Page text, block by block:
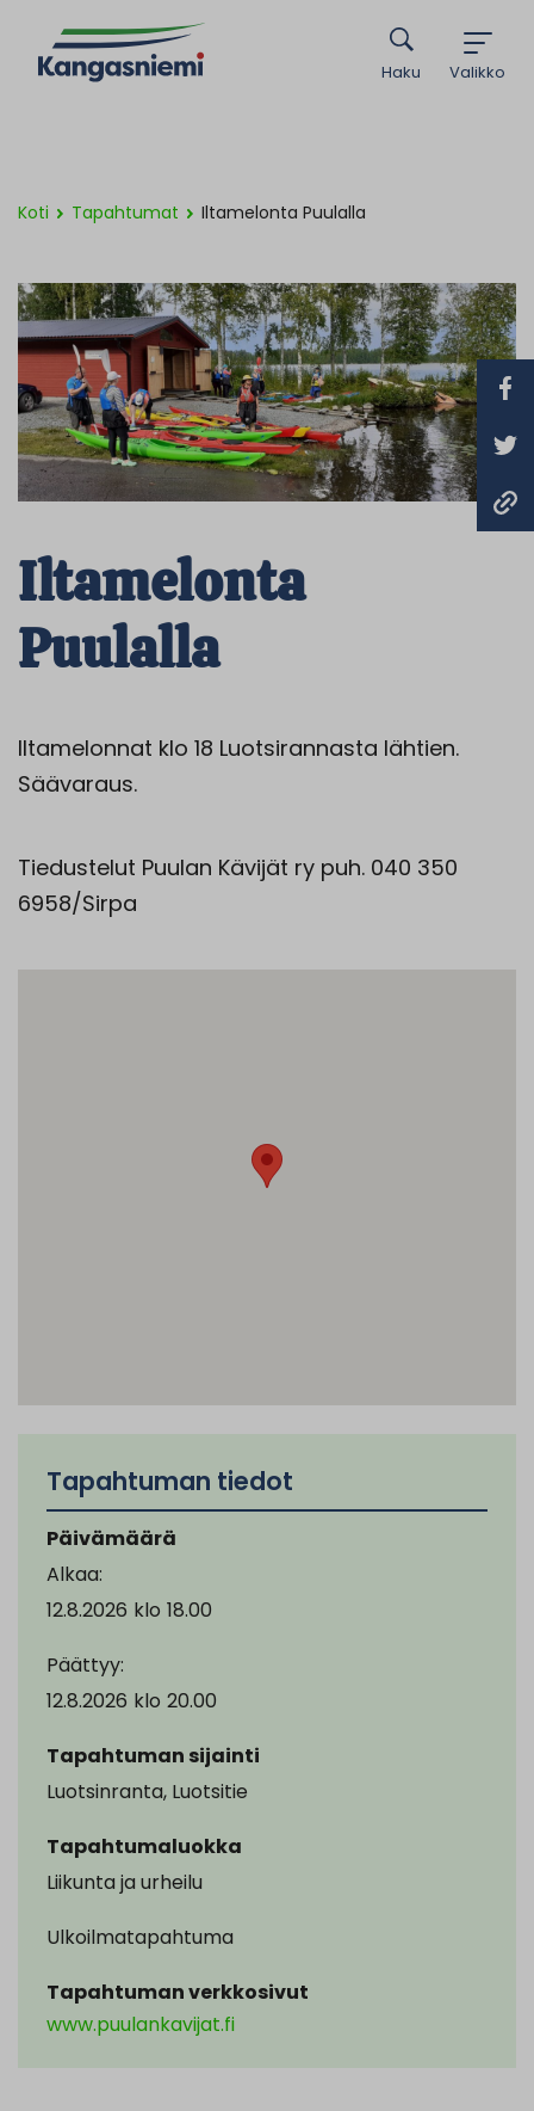
Valikko
Haku
Koti Tapahtumat Iltamelonta Puulalla
Iltamelonta
Puulalla
Iltamelonnat klo 18 Luotsirannasta lähtien.
Säävaraus.
Tiedustelut Puulan Kävijät ry puh. 040 350
6958/Sirpa
Tapahtuman tiedot
Päivämäärä
Alkaa:
12.8.2026 klo 18.00
Päättyy:
12.8.2026 klo 20.00
Tapahtuman sijainti
Luotsinranta, Luotsitie
Tapahtumaluokka
Liikunta ja urheilu
Ulkoilmatapahtuma
Tapahtuman verkkosivut
www.puulankavijat.fi